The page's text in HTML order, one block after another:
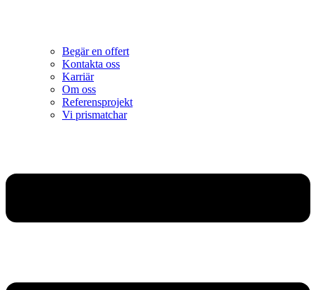
Begär en offert
Kontakta oss
Karriär
Om oss
Referensprojekt
Vi prismatchar